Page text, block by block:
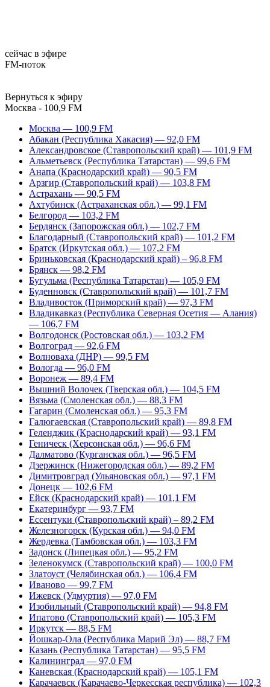
сейчас в эфире
FM-поток
Вернуться к эфиру
Москва - 100,9 FM
Москва — 100,9 FM
Абакан (Республика Хакасия) — 92,0 FM
Александровское (Ставропольский край) — 101,9 FM
Альметьевск (Республика Татарстан) — 99,6 FM
Анапа (Краснодарский край) — 90,5 FM
Арзгир (Ставропольский край) — 103,8 FM
Астрахань — 90,5 FM
Ахтубинск (Астраханская обл.) — 99,1 FM
Белгород — 103,2 FM
Бердянск (Запорожская обл.) — 102,7 FM
Благодарный (Ставропольский край) — 101,2 FM
Братск (Иркутская обл.) — 107,2 FM
Бриньковская (Краснодарский край) – 96,8 FM
Брянск — 98,2 FM
Бугульма (Республика Татарстан) — 105,9 FM
Буденновск (Ставропольский край) — 101,7 FM
Владивосток (Приморский край) — 97,3 FM
Владикавказ (Республика Северная Осетия — Алания)
— 106,7 FM
Волгодонск (Ростовская обл.) — 103,2 FM
Волгоград — 92,6 FM
Волноваха (ДНР) — 99,5 FM
Вологда — 96,0 FM
Воронеж — 89,4 FM
Вышний Волочек (Тверская обл.) — 104,5 FM
Вязьма (Смоленская обл.) — 88,3 FM
Гагарин (Смоленская обл.) — 95,3 FM
Галюгаевская (Ставропольский край) — 89,8 FM
Геленджик (Краснодарский край) — 93,1 FM
Геническ (Херсонская обл.) — 96,6 FM
Далматово (Курганская обл.) — 96,5 FM
Дзержинск (Нижегородская обл.) — 89,2 FM
Димитровград (Ульяновская обл.) — 97,1 FM
Донецк — 102,6 FM
Ейск (Краснодарский край) — 101,1 FM
Екатеринбург — 93,7 FM
Ессентуки (Ставропольский край) – 89,2 FM
Железногорск (Курская обл.) — 94,0 FM
Жердевка (Тамбовская обл.) — 103,3 FM
Задонск (Липецкая обл.) — 95,2 FM
Зеленокумск (Ставропольский край) — 100,0 FM
Златоуст (Челябинская обл.) — 106,4 FM
Иваново — 99,7 FM
Ижевск (Удмуртия) — 97,0 FM
Изобильный (Ставропольский край) — 94,8 FM
Ипатово (Ставропольский край) — 105,3 FM
Иркутск — 88,5 FM
Йошкар-Ола (Республика Марий Эл) — 88,7 FM
Казань (Республика Татарстан) — 95,5 FM
Калининград — 97,0 FM
Каневская (Краснодарский край) — 105,1 FM
Карачаевск (Карачаево-Черкесская республика) — 102,3